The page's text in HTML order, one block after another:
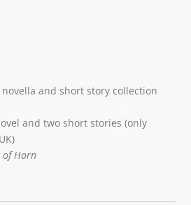
novella and short story collection
and two short stories (only
of Horn